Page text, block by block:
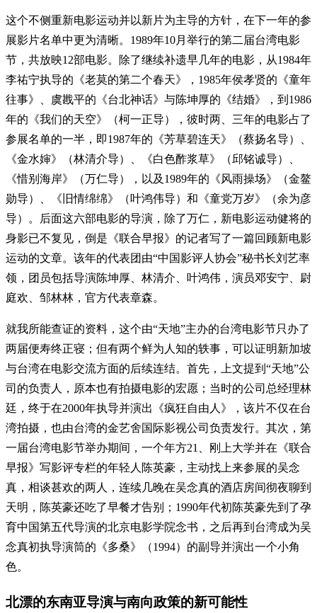
这个不侧重新电影运动并以新片为主导的方针，在下一年的参
展影片名单中更为清晰。1989年10月举行的第二届台湾电影
节，共放映12部电影。除了继续补遗早几年的电影，从1984年
李祐宁执导的《老莫的第二个春天》，1985年侯孝贤的《童年
往事》、虞戡平的《台北神话》与陈坤厚的《结婚》，到1986
年的《我们的天空》（柯一正导），彼时两、三年的电影占了
参展名单的一半，即1987年的《芳草碧连天》（蔡扬名导）、
《金水婶》（林清介导）、《白色酢浆草》（邱铭诚导）、
《惜别海岸》（万仁导），以及1989年的《风雨操场》（金鳌
勋导）、《旧情绵绵》（叶鸿伟导）和《童党万岁》（余为彦
导）。后面这六部电影的导演，除了万仁，新电影运动健将的
身影已不复见，倒是《联合早报》的记者写了一篇回顾新电影
运动的文章。该年的代表团由“中国影评人协会”秘书长刘艺率
领，团员包括导演陈坤厚、林清介、叶鸿伟，演员邓安宁、尉
庭欢、邹林林，官方代表章森。
就我所能查证的资料，这个由“天地”主办的台湾电影节只办了
两届便寿终正寝；但有两个鲜为人知的轶事，可以证明新加坡
与台湾在电影交流方面的后续连结。首先，上文提到“天地”公
司的负责人，原本也有拍摄电影的宏愿；当时的公司总经理林
廷，终于在2000年执导并演出《疯狂自由人》，该片不仅在台
湾拍摄，也由台湾的金艺舍国际影视公司负责发行。其次，第
一届台湾电影节举办期间，一个年方21、刚上大学并在《联合
早报》写影评专栏的年轻人陈英豪，主动找上来参展的吴念
真，相谈甚欢的两人，连续几晚在吴念真的酒店房间彻夜聊到
天明，陈英豪还吃了早餐才告别；1990年代初陈英豪先到了孕
育中国第五代导演的北京电影学院念书，之后再到台湾成为吴
念真初执导演筒的《多桑》（1994）的副导并演出一个小角
色。
北漂的东南亚导演与南向政策的新可能性